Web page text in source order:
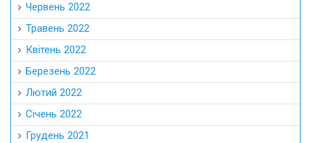
Червень 2022
Травень 2022
Квітень 2022
Березень 2022
Лютий 2022
Січень 2022
Грудень 2021